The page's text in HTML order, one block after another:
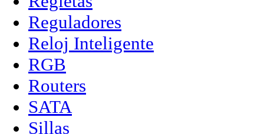
Reguladores
Reloj Inteligente
RGB
Routers
SATA
Sillas